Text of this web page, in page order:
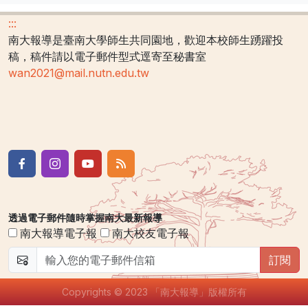
:::
南大報導是臺南大學師生共同園地，歡迎本校師生踴躍投
稿，稿件請以電子郵件型式逕寄至秘書室
wan2021@mail.nutn.edu.tw
透過電子郵件隨時掌握南大最新報導
南大報導電子報
南大校友電子報
訂閱
Copyrights © 2023 「南大報導」版權所有